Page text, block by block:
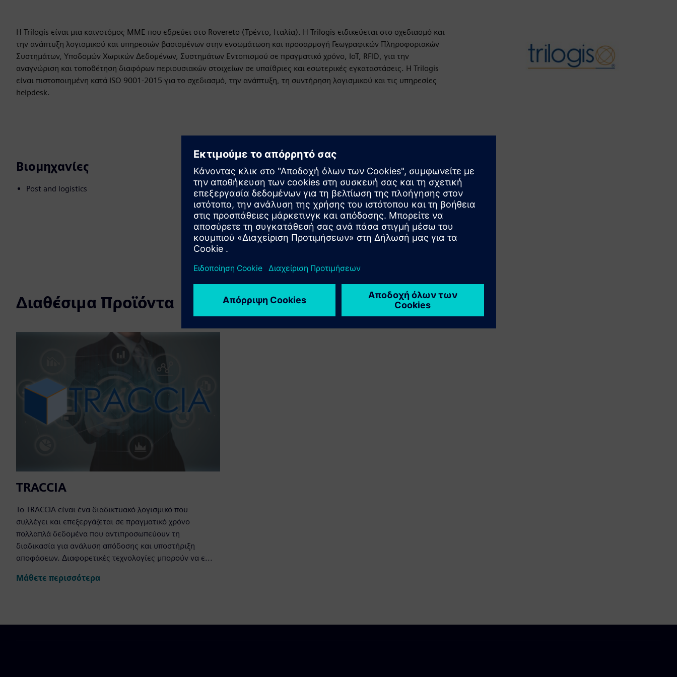
Η Trilogis είναι μια καινοτόμος ΜΜΕ που εδρεύει στο Rovereto (Τρέντο, Ιταλία). Η Trilogis ειδικεύεται στο σχεδιασμό και
την ανάπτυξη λογισμικού και υπηρεσιών βασισμένων στην ενσωμάτωση και προσαρμογή Γεωγραφικών Πληροφοριακών
Συστημάτων, Υποδομών Χωρικών Δεδομένων, Συστημάτων Εντοπισμού σε πραγματικό χρόνο, IoT, RFID, για την
αναγνώριση και τοποθέτηση διαφόρων περιουσιακών στοιχείων σε υπαίθριες και εσωτερικές εγκαταστάσεις. Η Trilogis
είναι πιστοποιημένη κατά ISO 9001-2015 για το σχεδιασμό, την ανάπτυξη, τη συντήρηση λογισμικού και τις υπηρεσίες
helpdesk.
Βιομηχανίες
Post and logistics
Κίνηση
Build
Επεκτείνει ή βασίζεται σε ένα προϊόν/λύση Siemens
Xcelerator δημιουργώντας ένα νέο προϊόν ή δημιουργεί
μια νέα λύση για πελάτη μέσω της ενσωμάτωσης του
προϊόντος Siemens Xcelerator με το δικό του προϊόν
Διαθέσιμα Προϊόντα
TRACCIA
Το TRACCIA είναι ένα διαδικτυακό λογισμικό που
συλλέγει και επεξεργάζεται σε πραγματικό χρόνο
πολλαπλά δεδομένα που αντιπροσωπεύουν τη
διαδικασία για ανάλυση απόδοσης και υποστήριξη
αποφάσεων. Διαφορετικές τεχνολογίες μπορούν να ε...
Μάθετε περισσότερα